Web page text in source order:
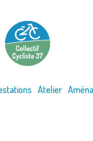
Atelier